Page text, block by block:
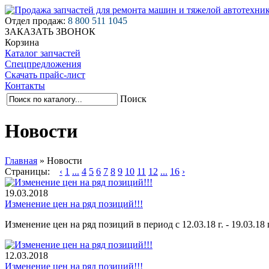
Отдел продаж: 8 800 511 1045
ЗАКАЗАТЬ ЗВОНОК
Корзина
Каталог запчастей
Спецпредложения
Скачать прайс-лист
Контакты
Поиск
Новости
Главная » Новости
Страницы:
‹ 1 ... 4 5 6 7 8 9 10 11 12 ... 16 ›
19.03.2018
Изменение цен на ряд позиций!!!
Изменение цен на ряд позиций в период с 12.03.18 г. - 19.03.18
12.03.2018
Изменение цен на ряд позиций!!!